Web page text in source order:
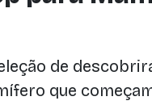
de
que